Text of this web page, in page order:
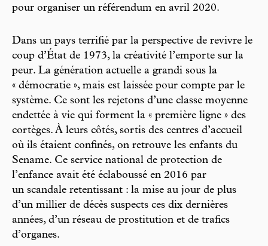
pour organiser un référendum en avril 2020.
Dans un pays terrifié par la perspective de revivre le
coup d’État de 1973, la créativité l’emporte sur la
peur. La génération actuelle a grandi sous la
« démocratie », mais est laissée pour compte par le
système. Ce sont les rejetons d’une classe moyenne
endettée à vie qui forment la « première ligne » des
cortèges. À leurs côtés, sortis des centres d’accueil
où ils étaient confinés, on retrouve les enfants du
Sename. Ce service national de protection de
l’enfance avait été éclaboussé en 2016 par
un scandale retentissant : la mise au jour de plus
d’un millier de décès suspects ces dix dernières
années, d’un réseau de prostitution et de trafics
d’organes.